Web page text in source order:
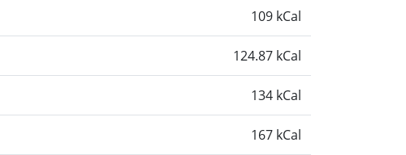
109 kCal
124.87 kCal
134 kCal
167 kCal